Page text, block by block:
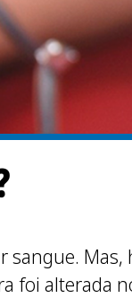
sangue.
foi alterada